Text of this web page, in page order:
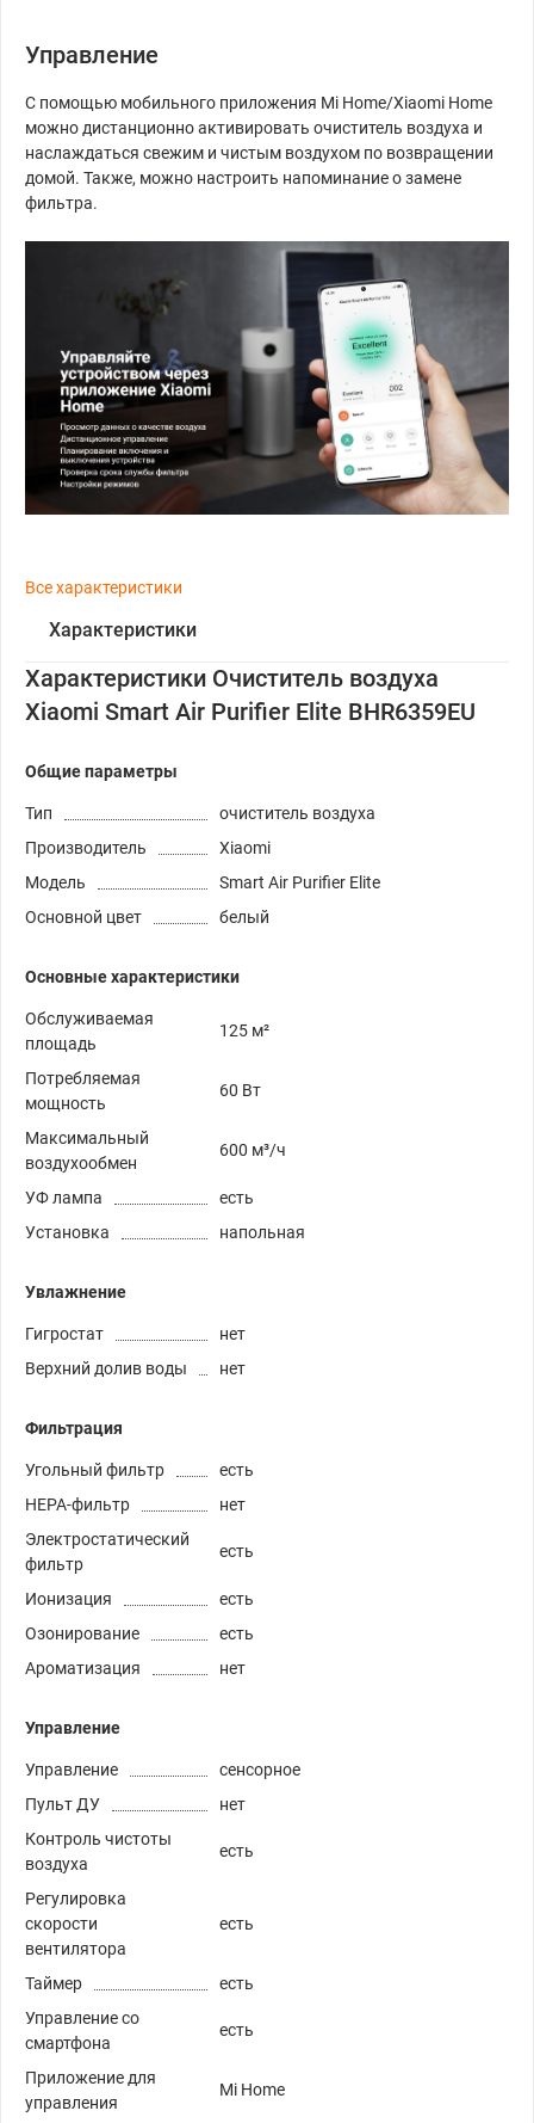
Управление
С помощью мобильного приложения Mi Home/Xiaomi Home
можно дистанционно активировать очиститель воздуха и
наслаждаться свежим и чистым воздухом по возвращении
домой. Также, можно настроить напоминание о замене
фильтра.
Все характеристики
Характеристики
Характеристики Очиститель воздуха
Xiaomi Smart Air Purifier Elite BHR6359EU
Общие параметры
Тип
очиститель воздуха
Производитель
Xiaomi
Модель
Smart Air Purifier Elite
Основной цвет
белый
Основные характеристики
Обслуживаемая
площадь
125 м²
Потребляемая
мощность
60 Вт
Максимальный
воздухообмен
600 м³/ч
УФ лампа
есть
Установка
напольная
Увлажнение
Гигростат
нет
Верхний долив воды
нет
Фильтрация
Угольный фильтр
есть
HEPA-фильтр
нет
Электростатический
фильтр
есть
Ионизация
есть
Озонирование
есть
Ароматизация
нет
Управление
Управление
сенсорное
Пульт ДУ
нет
Контроль чистоты
воздуха
есть
Регулировка
скорости
вентилятора
есть
Таймер
есть
Управление со
смартфона
есть
Приложение для
управления
Mi Home